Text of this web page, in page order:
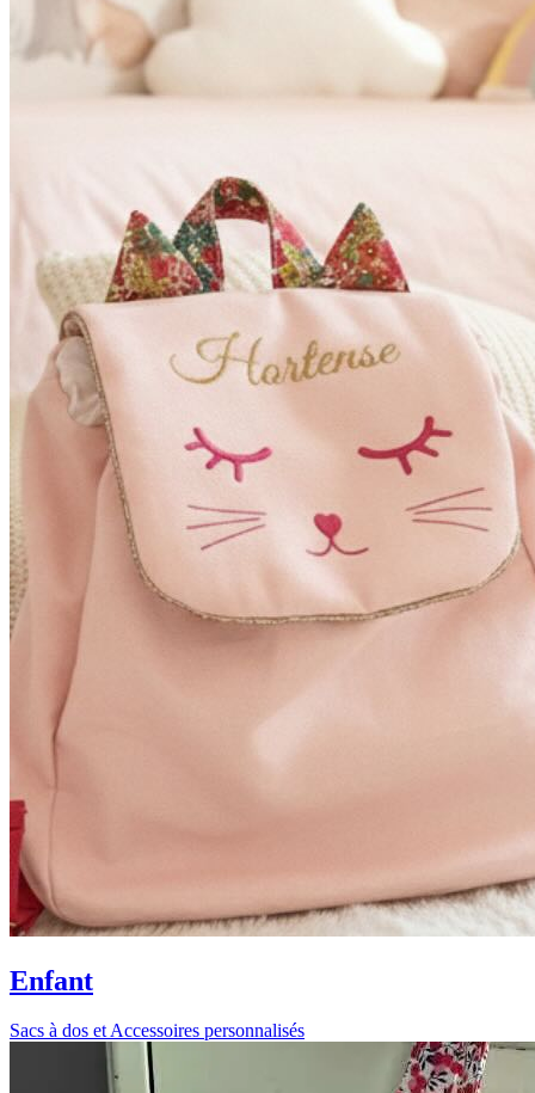
Enfant
Sacs à dos et Accessoires personnalisés